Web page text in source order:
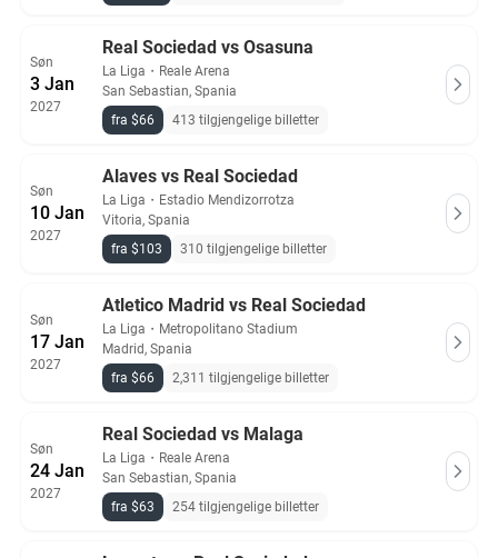
Søn
3 Jan
2027
Real Sociedad vs Osasuna
La Liga ・ Reale Arena
San Sebastian, Spania
fra $66
413 tilgjengelige billetter
Søn
10 Jan
2027
Alaves vs Real Sociedad
La Liga ・ Estadio Mendizorrotza
Vitoria, Spania
fra $103
310 tilgjengelige billetter
Søn
17 Jan
2027
Atletico Madrid vs Real Sociedad
La Liga ・ Metropolitano Stadium
Madrid, Spania
fra $66
2,311 tilgjengelige billetter
Søn
24 Jan
2027
Real Sociedad vs Malaga
La Liga ・ Reale Arena
San Sebastian, Spania
fra $63
254 tilgjengelige billetter